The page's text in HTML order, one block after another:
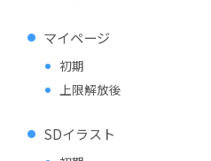
マイページ
初期
上限解放後
SDイラスト